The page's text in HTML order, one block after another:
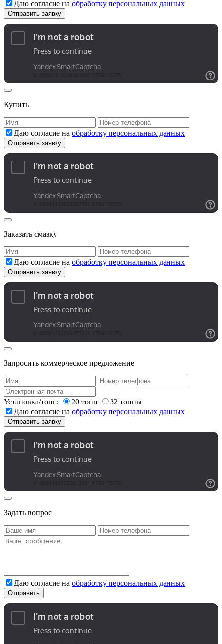
Даю согласие на обработку персональных данных
Купить
Даю согласие на обработку персональных данных
Заказать смазку
Даю согласие на обработку персональных данных
Запросить коммерческое предложение
Установка/тонн: 20 тонн
32 тонны
Даю согласие на обработку персональных данных
Задать вопрос
Даю согласие на обработку персональных данных